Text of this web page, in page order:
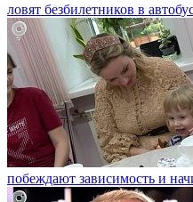
ловят безбилетников в
побеждают зависимость и